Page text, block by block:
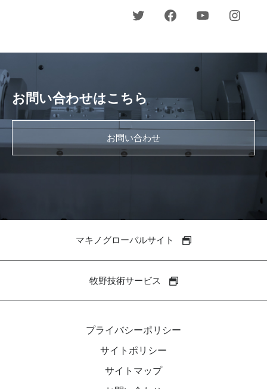
お問い合わせはこちら
お問い合わせ
マキノグローバルサイト
牧野技術サービス
プライバシーポリシー
サイトポリシー
サイトマップ